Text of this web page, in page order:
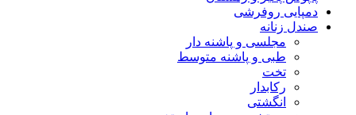
دمپایی روفرشی
صندل زنانه
مجلسی و پاشنه دار
طبی و پاشنه متوسط
تخت
رکابدار
انگشتی